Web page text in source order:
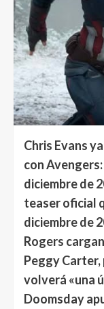
Chris Evans
con
diciembre de
teaser oficial
diciembre de
Rogers
Peggy
volverá «una
Doomsday